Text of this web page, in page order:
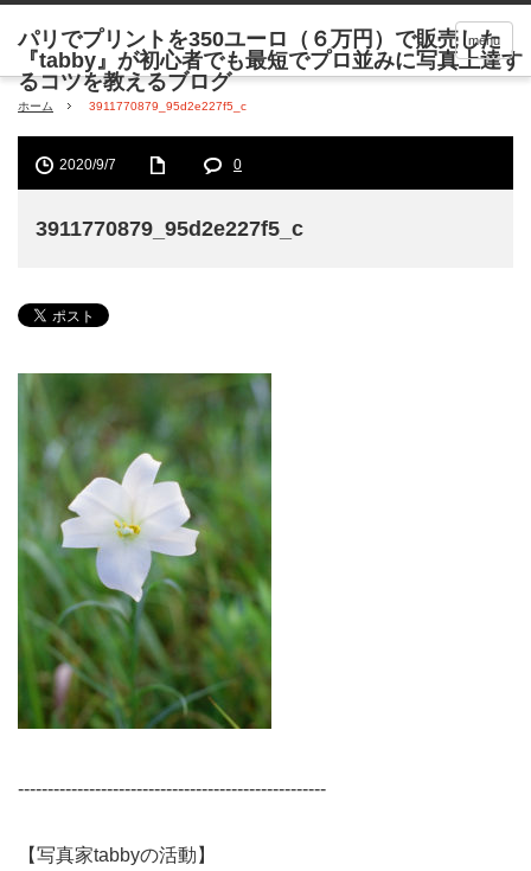
menu
ホーム 3911770879_95d2e227f5_c
2020/9/7 0
3911770879_95d2e227f5_c
----------------------------------------------------
【写真家tabbyの活動】